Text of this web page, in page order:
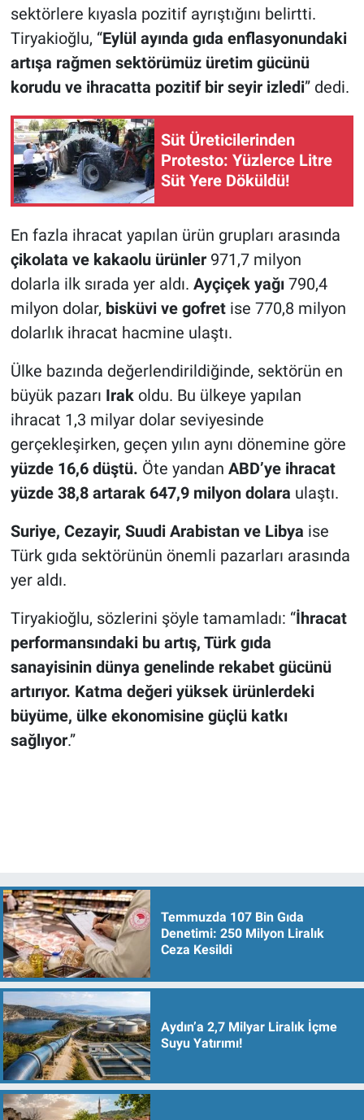
sektörlere kıyasla pozitif ayrıştığını belirtti.
Tiryakioğlu, “Eylül ayında gıda enflasyonundaki
artışa rağmen sektörümüz üretim gücünü
korudu ve ihracatta pozitif bir seyir izledi” dedi.
Süt Üreticilerinden
Protesto: Yüzlerce Litre
Süt Yere Döküldü!
En fazla ihracat yapılan ürün grupları arasında
çikolata ve kakaolu ürünler971,7 milyon
dolarla ilk sırada yer aldı. Ayçiçek yağı790,4
milyon dolar, bisküvi ve gofretise 770,8 milyon
dolarlık ihracat hacmine ulaştı.
Ülke bazında değerlendirildiğinde, sektörün en
büyük pazarı Irakoldu. Bu ülkeye yapılan
ihracat 1,3 milyar dolar seviyesinde
gerçekleşirken, geçen yılın aynı dönemine göre
yüzde 16,6 düştü. Öte yandan ABD’ye ihracat
yüzde 38,8 artarak 647,9 milyon dolara ulaştı.
Suriye, Cezayir, Suudi Arabistan ve Libya ise
Türk gıda sektörünün önemli pazarları arasında
yer aldı.
Tiryakioğlu, sözlerini şöyle tamamladı: “İhracat
performansındaki bu artış, Türk gıda
sanayisinin dünya genelinde rekabet gücünü
artırıyor. Katma değeri yüksek ürünlerdeki
büyüme, ülke ekonomisine güçlü katkı
sağlıyor.”
Temmuzda 107 Bin Gıda
Denetimi: 250 Milyon Liralık
Ceza Kesildi
Aydın’a 2,7 Milyar Liralık İçme
Suyu Yatırımı!